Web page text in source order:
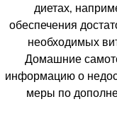
диетах,
обеспечения
необходимых
Домашние
информацию о
меры по